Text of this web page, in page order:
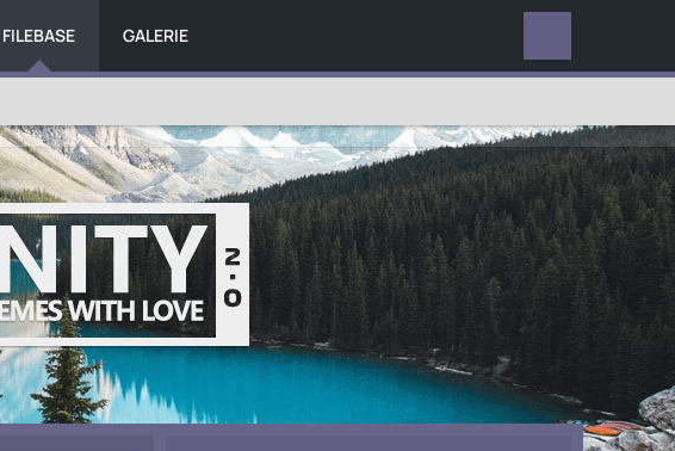
FILEBASE GALERIE